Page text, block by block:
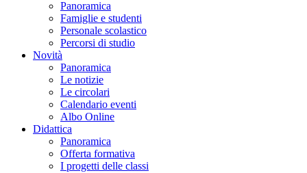
Panoramica
Famiglie e studenti
Personale scolastico
Percorsi di studio
Novità
Panoramica
Le notizie
Le circolari
Calendario eventi
Albo Online
Didattica
Panoramica
Offerta formativa
I progetti delle classi